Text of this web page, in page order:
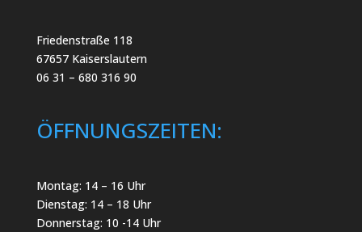
Friedenstraße 118
67657 Kaiserslautern
06 31 – 680 316 90
ÖFFNUNGSZEITEN:
Montag: 14 – 16 Uhr
Dienstag: 14 – 18 Uhr
Donnerstag: 10 -14 Uhr